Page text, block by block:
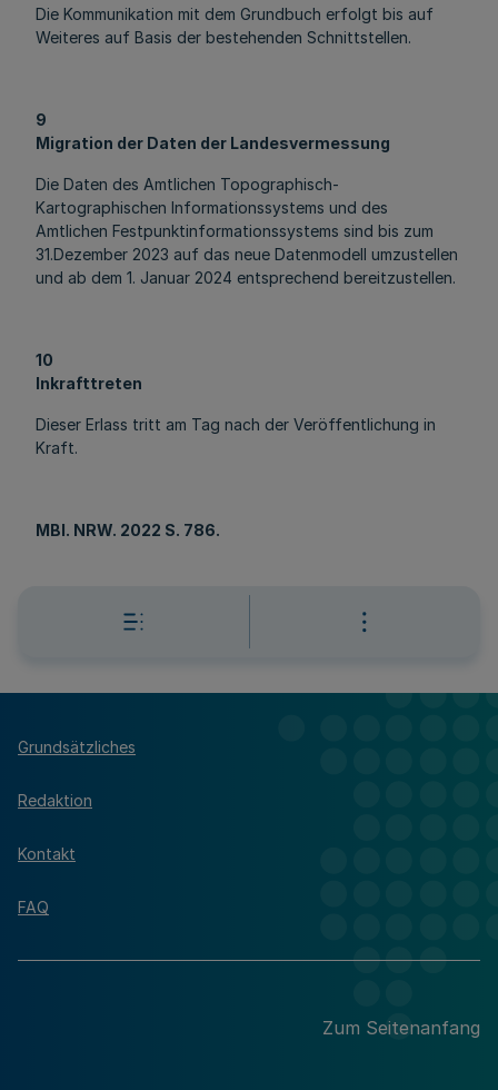
Die Kommunikation mit dem Grundbuch erfolgt bis auf
Weiteres auf Basis der bestehenden Schnittstellen.
9
Migration der Daten der Landesvermessung
Die Daten des Amtlichen Topographisch-
Kartographischen Informationssystems und des
Amtlichen Festpunktinformationssystems sind bis zum
31.Dezember 2023 auf das neue Datenmodell umzustellen
und ab dem 1. Januar 2024 entsprechend bereitzustellen.
10
Inkrafttreten
Dieser Erlass tritt am Tag nach der Veröffentlichung in
Kraft.
MBl. NRW. 2022 S. 786.
Grundsätzliches
Redaktion
Kontakt
FAQ
Zum Seitenanfang